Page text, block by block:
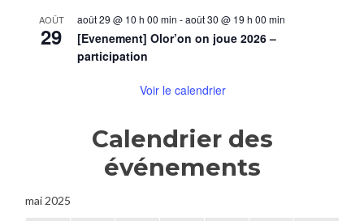
AOÛT
29
août 29 @ 10 h 00 min -août 30 @ 19 h 00 min
[Evenement] Olor’on on joue 2026 –
participation
Voir le calendrier
Calendrier des
événements
mai 2025